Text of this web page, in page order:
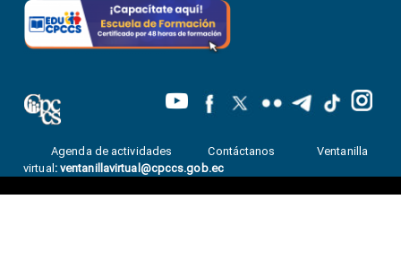
Agenda de actividades Contáctanos
Ventanilla
virtual : ventanillavirtual@cpccs.gob.ec